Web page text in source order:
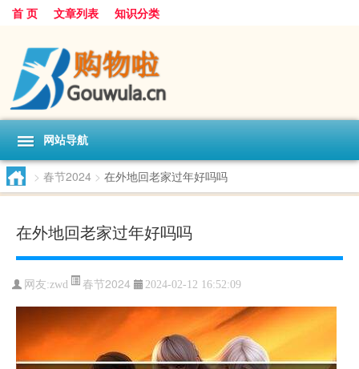
首 页 文章列表 知识分类
网站导航
> 春节2024 > 在外地回老家过年好吗吗
在外地回老家过年好吗吗
网友:zwd 春节2024 2024-02-12 16:52:09